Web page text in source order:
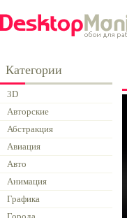
Категории
3D
Авторские
Абстракция
Авиация
Авто
Анимация
Графика